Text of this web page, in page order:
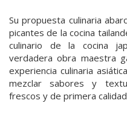
Su propuesta culinaria
picantes de la cocina
culinario de la cocina
verdadera obra maestra
experiencia culinaria
mezclar sabores y
frescos y de primera calidad